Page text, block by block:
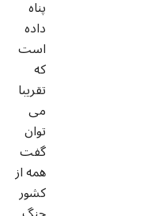
پناه
داده
است
که
تقریبا
می
توان
گفت
همه از
کشور